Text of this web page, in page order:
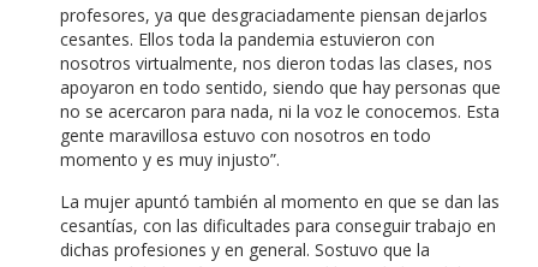
profesores, ya que desgraciadamente piensan dejarlos
cesantes. Ellos toda la pandemia estuvieron con
nosotros virtualmente, nos dieron todas las clases, nos
apoyaron en todo sentido, siendo que hay personas que
no se acercaron para nada, ni la voz le conocemos. Esta
gente maravillosa estuvo con nosotros en todo
momento y es muy injusto”.
La mujer apuntó también al momento en que se dan las
cesantías, con las dificultades para conseguir trabajo en
dichas profesiones y en general. Sostuvo que la